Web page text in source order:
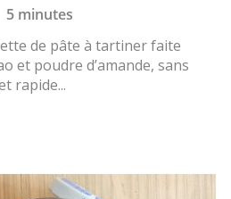
5 minutes
de pâte à tartiner faite
et poudre d’amande, sans
rapide...